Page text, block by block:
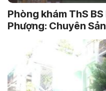
Phòng khám ThS
Phượng: Chuyên